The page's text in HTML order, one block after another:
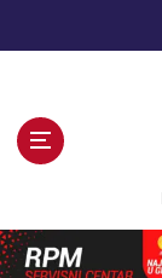
n
t